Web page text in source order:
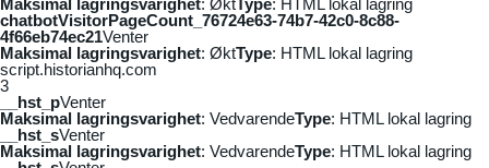
chatbotVisitorPageCount_76724e63-74b7-42c0-8c88-
4f66eb74ec21Venter
Maksimal lagringsvarighet: ØktType: HTML lokal lagring
script.historianhq.com
3
__hst_pVenter
Maksimal lagringsvarighet: VedvarendeType: HTML lokal lagring
__hst_sVenter
Maksimal lagringsvarighet: VedvarendeType: HTML lokal lagring